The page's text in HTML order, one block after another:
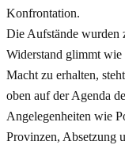
Konfrontation.
Die Aufstände wurden
Widerstand glimmt
Macht zu erhalten,
oben auf der Agenda
Angelegenheiten wie
Provinzen, Absetzung